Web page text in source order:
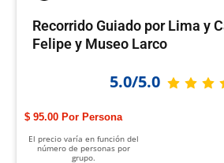
Recorrido Guiado por Lima y
Felipe y Museo Larco
5.0/5.0
$ 95.00
El precio varía en función del
número de personas por
grupo.